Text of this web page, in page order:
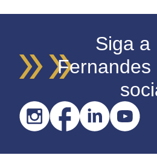
Siga a
Fernandes